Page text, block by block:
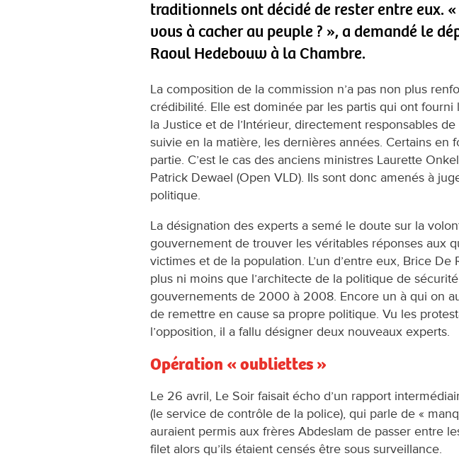
traditionnels ont décidé de rester entre eux. «
vous à cacher au peuple ? », a demandé le
Raoul Hedebouw à la Chambre.
La composition de la commission n’a pas non plus
crédibilité. Elle est dominée par les partis qui ont fourni
la Justice et de l’Intérieur, directement responsables
suivie en la matière, les dernières années. Certains en
partie. C’est le cas des anciens ministres Laurette
Patrick Dewael (Open VLD). Ils sont donc amenés à
politique.
La désignation des experts a semé le doute sur la
gouvernement de trouver les véritables réponses aux
victimes et de la population. L’un d’entre eux, Brice De
plus ni moins que l’architecte de la politique de
gouvernements de 2000 à 2008. Encore un à qui on
de remettre en cause sa propre politique. Vu les
l’opposition, il a fallu désigner deux nouveaux experts.
Opération « oubliettes »
Le 26 avril, Le Soir faisait écho d’un rapport
(le service de contrôle de la police), qui parle de «
auraient permis aux frères Abdeslam de passer entre
filet alors qu’ils étaient censés être sous surveillance.